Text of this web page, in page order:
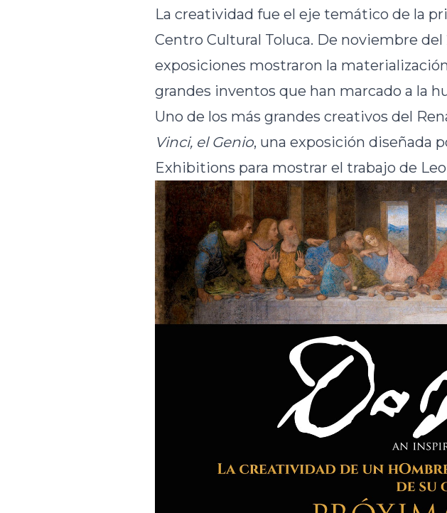
La creatividad fue el eje temático de la
Centro Cultural Toluca. De noviembre del
exposiciones mostraron la
grandes inventos que han marcado a la
Uno de los más grandes creativos del
Vinci, el Genio, una exposición diseñada
Exhibitions para mostrar el trabajo de